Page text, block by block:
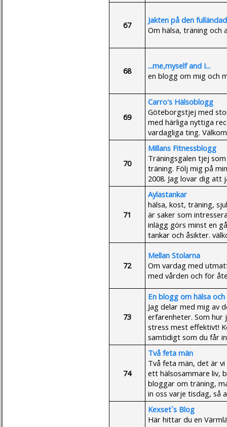
67
Jakten på den
Om hälsa, träning och
68
...me,myself and I...
en blogg om mig och
69
Carro's Hälsoblogg
Göteborgstjej med
med härliga nyttiga
vardagliga ting.
70
Millans Fitnessblogg
Träningsgalen tjej
träning. Följ mig på
2008. Jag lovar dig
71
Aylastankar
hälsa, kost, träning,
är saker som
inlägg görs minst en
tankar och åsikter.
72
Mellan Stolarna
Om vardag med
med vården och för
73
En blogg om hälsa
Jag delar med mig av
erfarenheter. Som hur
stress mest effektivt!
samtidigt som du får
74
Två feta män
Två feta män, det är
ett hälsosammare liv,
bloggar om träning,
in oss varje tisdag, så
Kexset`s Blog
Här hittar du en